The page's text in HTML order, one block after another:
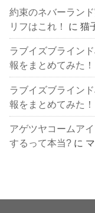
約束のネバーラン
リフはこれ！
に猫
ラブイズブライン
報をまとめてみた！
ラブイズブライン
報をまとめてみた！
アゲツヤコームア
するって本当? に